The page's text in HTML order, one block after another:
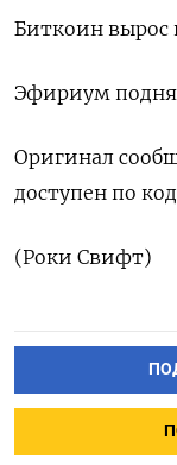
Биткоин вырос
Эфириум
Оригинал
доступен по
(Роки Свифт)